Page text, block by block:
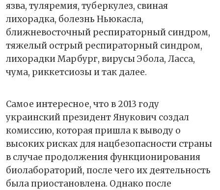
язва, туляремия, туберкулез, свиная
лихорадка, болезнь Ньюкасла,
ближневосточный респираторный синдром,
тяжелый острый респираторный синдром,
лихорадки Марбург, вирусы Эбола, Ласса,
чума, риккетсиозы и так далее.
Самое интересное, что в 2013 году
украинский президент Янукович создал
комиссию, которая пришла к выводу о
высоких рисках для нацбезопасности страны
в случае продолжения функционирования
биолабораторий, после чего их деятельность
была приостановлена. Однако после